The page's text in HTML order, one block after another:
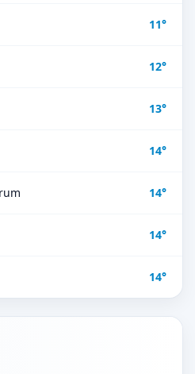
11°
12°
13°
14°
14°
14°
14°